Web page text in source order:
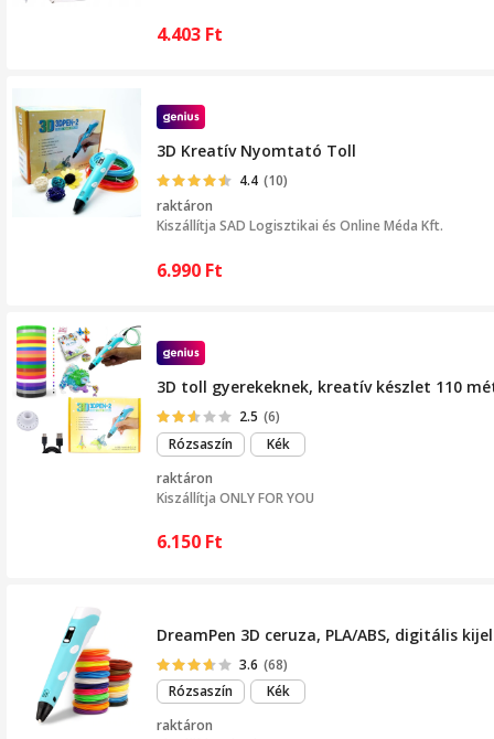
4.403 Ft
3D Kreatív Nyomtató Toll
4.4 (10)
raktáron
Kiszállítja SAD Logisztikai és Online Méda Kft.
6.990 Ft
3D toll gyerekeknek, kreatív készlet 110
2.5 (6)
Rózsaszín
Kék
raktáron
Kiszállítja ONLY FOR YOU
6.150 Ft
DreamPen 3D ceruza, PLA/ABS, digitális
3.6 (68)
Rózsaszín
Kék
raktáron